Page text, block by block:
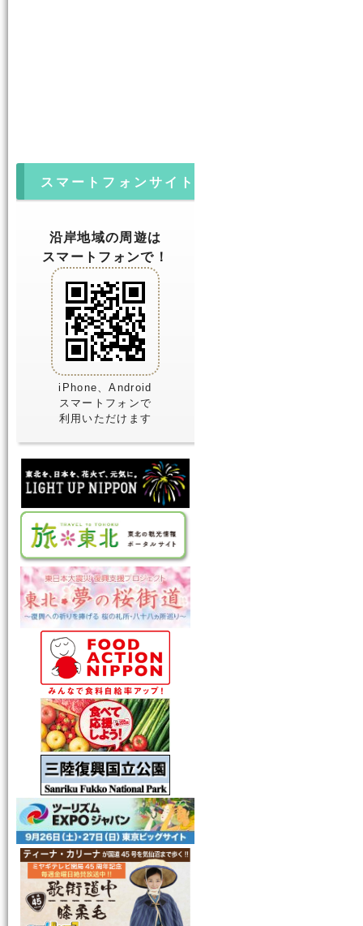
スマートフォンサイト
沿岸地域の周遊は
スマートフォンで！
iPhone、Android
スマートフォンで
利用いただけます